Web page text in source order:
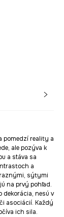
pomedzí reality a
ale pozýva k
a stáva sa
a
sýtymi
na prvý pohľad.
dekorácia, nesú v
asociácií. Každý
ich sila.